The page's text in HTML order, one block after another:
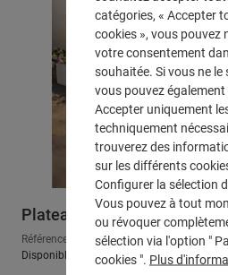
Plateau "Simply White"
Référence : 590010
Disponible, délai de livraison : env. 2-3
catégories, « Accepter
cookies », vous pouvez
votre consentement
souhaitée. Si vous ne le
vous pouvez
Accepter uniquement
techniquement
trouverez des
sur les différents
Configurer la sélection
Vous pouvez à tout
ou révoquer
sélection via l'option "
cookies ". Plus